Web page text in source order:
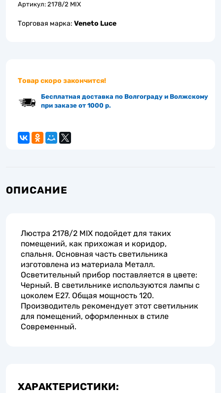
Артикул: 2178/2 MIX
Торговая марка: Veneto Luce
Товар скоро закончится!
Бесплатная доставка по Волгограду и Волжскому
при заказе от 1000 р.
ОПИСАНИЕ
Люстра 2178/2 MIX подойдет для таких
помещений, как прихожая и коридор,
спальня. Основная часть светильника
изготовлена из материала Металл.
Осветительный прибор поставляется в цвете:
Черный. В светильнике используются лампы с
цоколем E27. Общая мощность 120.
Производитель рекомендует этот светильник
для помещений, оформленных в стиле
Современный.
ХАРАКТЕРИСТИКИ: